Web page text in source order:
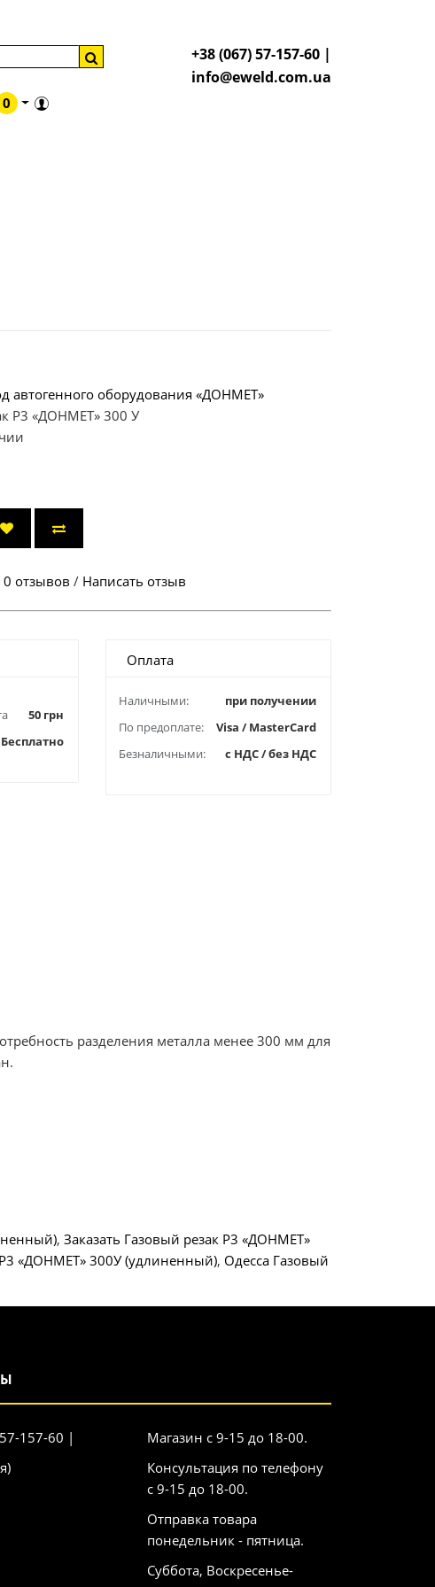
0
+38 (067) 57-157-60 |
info@eweld.com.ua
автогенного оборудования «ДОНМЕТ»
Р3 «ДОНМЕТ» 300 У
0 отзывов / Написать отзыв
50 грн
Бесплатно
Оплата
Наличными:
при получении
По предоплате:
Visa / MasterCard
Безналичными:
с НДС / без НДС
разделения металла менее 300 мм для
, Заказать Газовый резак Р3 «ДОНМЕТ»
«ДОНМЕТ» 300У (удлиненный), Одесса Газовый
157-60 |
Магазин с 9-15 до 18-00.
Консультация по телефону
с 9-15 до 18-00.
Отправка товара
понедельник - пятница.
Суббота, Воскресенье-